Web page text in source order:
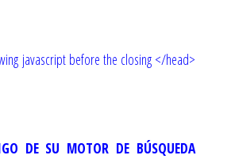
javascript before the closing </head>
DE SU MOTOR DE BÚSQUEDA